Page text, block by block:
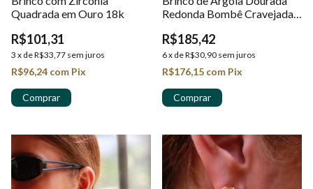
Quadrada em Ouro 18k
R$101,31
3 x deR$33,77 sem juros
R$96,24 com Pix
Redonda Bombê Cravejada
Ouro 18 k
R$185,42
6x deR$30,90 sem juros
R$176,15 com Pix